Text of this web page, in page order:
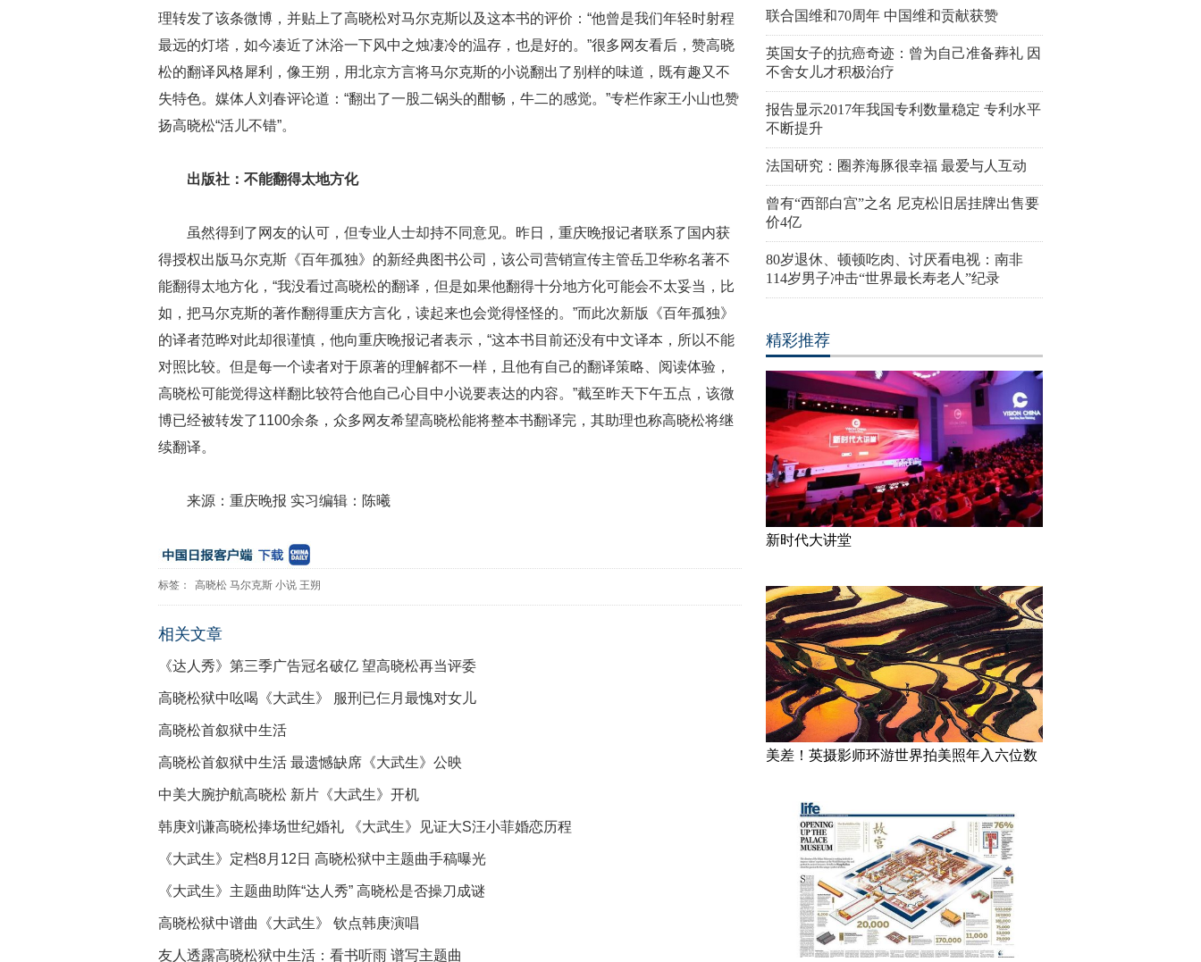
理转发了该条微博，并贴上了高晓松对马尔克斯以及这本书的评价：“他曾是我们年轻时射程
最远的灯塔，如今凑近了沐浴一下风中之烛凄冷的温存，也是好的。”很多网友看后，赞高晓
松的翻译风格犀利，像王朔，用北京方言将马尔克斯的小说翻出了别样的味道，既有趣又不
失特色。媒体人刘春评论道：“翻出了一股二锅头的酣畅，牛二的感觉。”专栏作家王小山也赞
扬高晓松“活儿不错”。
出版社：不能翻得太地方化
虽然得到了网友的认可，但专业人士却持不同意见。昨日，重庆晚报记者联系了国内获
得授权出版马尔克斯《百年孤独》的新经典图书公司，该公司营销宣传主管岳卫华称名著不
能翻得太地方化，“我没看过高晓松的翻译，但是如果他翻得十分地方化可能会不太妥当，比
如，把马尔克斯的著作翻得重庆方言化，读起来也会觉得怪怪的。”而此次新版《百年孤独》
的译者范晔对此却很谨慎，他向重庆晚报记者表示，“这本书目前还没有中文译本，所以不能
对照比较。但是每一个读者对于原著的理解都不一样，且他有自己的翻译策略、阅读体验，
高晓松可能觉得这样翻比较符合他自己心目中小说要表达的内容。”截至昨天下午五点，该微
博已经被转发了1100余条，众多网友希望高晓松能将整本书翻译完，其助理也称高晓松将继
续翻译。
来源：重庆晚报 实习编辑：陈曦
标签： 高晓松 马尔克斯 小说 王朔
相关文章
《达人秀》第三季广告冠名破亿 望高晓松再当评委
高晓松狱中吆喝《大武生》 服刑已仨月最愧对女儿
高晓松首叙狱中生活
高晓松首叙狱中生活 最遗憾缺席《大武生》公映
中美大腕护航高晓松 新片《大武生》开机
韩庚刘谦高晓松捧场世纪婚礼 《大武生》见证大S汪小菲婚恋历程
《大武生》定档8月12日 高晓松狱中主题曲手稿曝光
《大武生》主题曲助阵“达人秀” 高晓松是否操刀成谜
高晓松狱中谱曲《大武生》 钦点韩庚演唱
友人透露高晓松狱中生活：看书听雨 谱写主题曲
联合国维和70周年 中国维和贡献获赞
英国女子的抗癌奇迹：曾为自己准备葬礼 因
不舍女儿才积极治疗
报告显示2017年我国专利数量稳定 专利水平
不断提升
法国研究：圈养海豚很幸福 最爱与人互动
曾有“西部白宫”之名 尼克松旧居挂牌出售要
价4亿
80岁退休、顿顿吃肉、讨厌看电视：南非
114岁男子冲击“世界最长寿老人”纪录
精彩推荐
新时代大讲堂
美差！英摄影师环游世界拍美照年入六位数